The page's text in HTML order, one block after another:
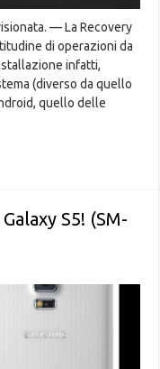
— La Recovery
di operazioni da
infatti,
(diverso da quello
quello delle
S5! (SM-